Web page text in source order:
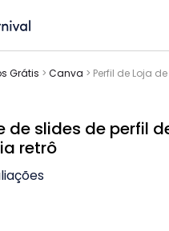
Grátis > Canva > Perfil de Loja
de slides de perfil
retrô